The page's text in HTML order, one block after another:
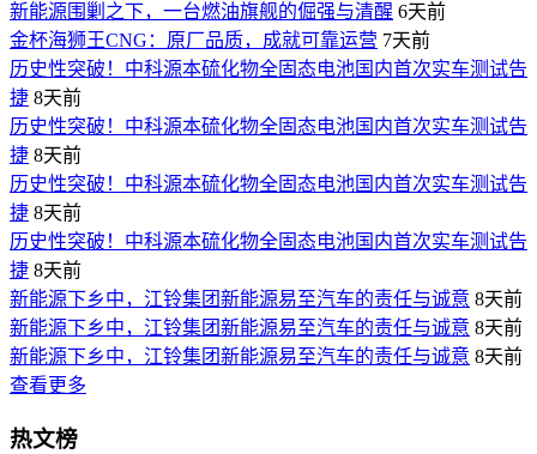
新能源围剿之下，一台燃油旗舰的倔强与清醒 6天前
金杯海狮王CNG：原厂品质，成就可靠运营 7天前
历史性突破！中科源本硫化物全固态电池国内首次实车测试告
捷 8天前
历史性突破！中科源本硫化物全固态电池国内首次实车测试告
捷 8天前
历史性突破！中科源本硫化物全固态电池国内首次实车测试告
捷 8天前
历史性突破！中科源本硫化物全固态电池国内首次实车测试告
捷 8天前
新能源下乡中，江铃集团新能源易至汽车的责任与诚意 8天前
新能源下乡中，江铃集团新能源易至汽车的责任与诚意 8天前
新能源下乡中，江铃集团新能源易至汽车的责任与诚意 8天前
查看更多
热文榜